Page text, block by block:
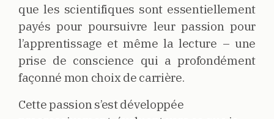
que les scientifiques sont essentiellement
payés pour poursuivre leur passion pour
l’apprentissage et même la lecture – une
prise de conscience qui a profondément
façonné mon choix de carrière.
Cette passion s’est développée